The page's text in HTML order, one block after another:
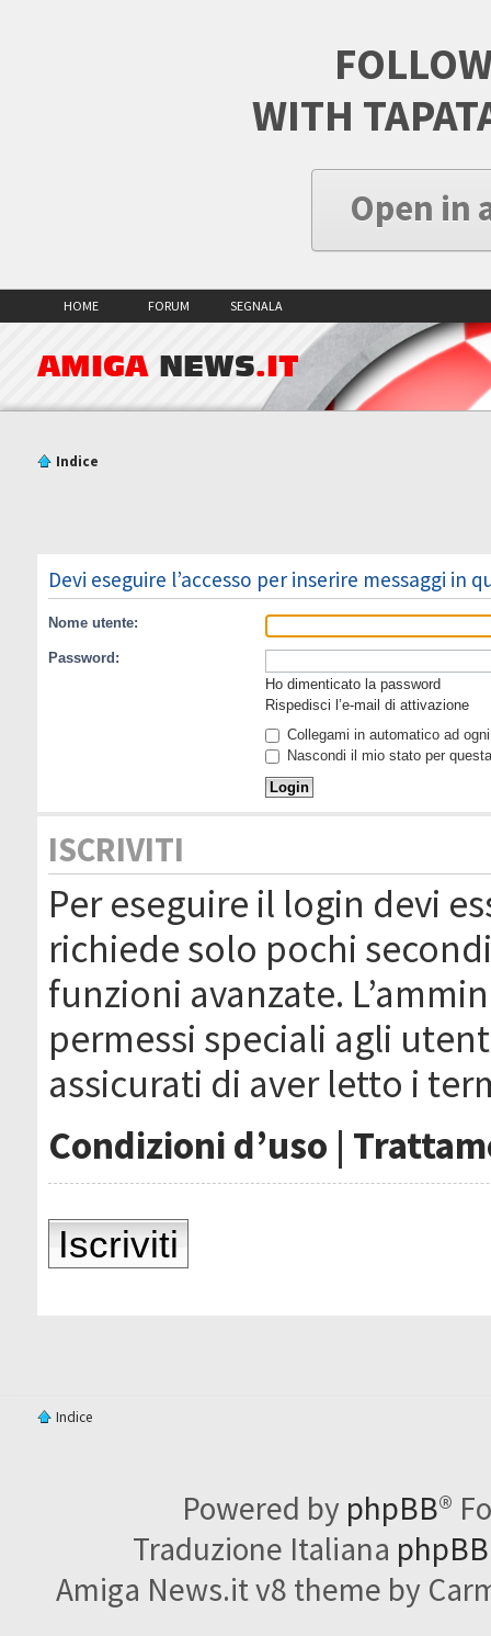
WITH
Open in
HOME FORUM SEGNALA
AMIGA NEWS.IT
Indice
Devi eseguire l’accesso per inserire messaggi in
Nome utente:
Password:
Ho dimenticato la password
Rispedisci l’e-mail di attivazione
Collegami in automatico ad
Nascondi il mio stato per
ISCRIVITI
Per eseguire il login devi
richiede solo pochi
funzioni avanzate.
permessi speciali agli
assicurati di aver letto i
Condizioni d’uso |
Iscriviti
Indice
Powered by phpBB®
Traduzione Italiana
Amiga News.it v8 theme by